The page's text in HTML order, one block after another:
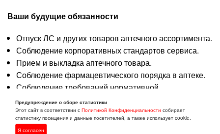
Ваши будущие обязанности
Отпуск ЛС и других товаров аптечного ассортимента.
Соблюдение корпоративных стандартов сервиса.
Прием и выкладка аптечного товара.
Соблюдение фармацевтического порядка в аптеке.
Соблюдение требований нормативной
документации.
Наши требования к кандидатам
Предупреждение о сборе статистики
Этот сайт в соответствии сПолитикой Конфиденциальности собирает
статистику посещения и данные посетителей, а также использует cookie.
Я согласен